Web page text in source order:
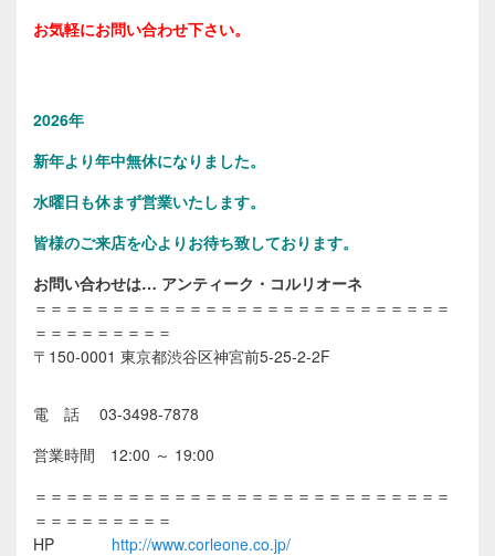
お気軽にお問い合わせ下さい。
2026年
新年より年中無休になりました。
水曜日も休まず営業いたします。
皆様のご来店を心よりお待ち致しております。
お問い合わせは… アンティーク・コルリオーネ
＝＝＝＝＝＝＝＝＝＝＝＝＝＝＝＝＝＝＝＝＝＝＝＝＝＝＝
＝＝＝＝＝＝＝＝＝
〒150-0001 東京都渋谷区神宮前5-25-2-2F
電 話 03-3498-7878
営業時間 12:00 ～ 19:00
＝＝＝＝＝＝＝＝＝＝＝＝＝＝＝＝＝＝＝＝＝＝＝＝＝＝＝
＝＝＝＝＝＝＝＝＝
HP
http://www.corleone.co.jp/